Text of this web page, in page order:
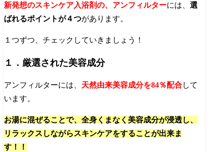
新発想のスキンケア入浴剤の、アンフィルターには、 選
ばれるポイントが４つがあります。
１つずつ、チェックしていきましょう！
１．厳選された美容成分
アンフィルターには、 天然由来美容成分を84％配合して
います。
お湯に混ぜることで、全身くまなく美容成分が浸透し、
リラックスしながらスキンケアをすることが出来ま
す！！